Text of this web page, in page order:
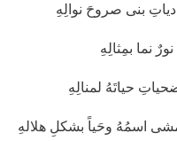
بنى صروحَ نوالِهِ
نما بمِثالِهِ
حياتَهُ لمنالِهِ
اسمُهُ وحَياً بشكلِ هلالهِ